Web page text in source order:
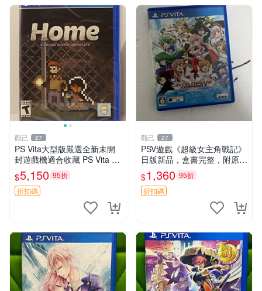
觀己 27
PS Vita大型版嚴選全新未開
封遊戲機適合收藏 PS Vita 新
型號 家用遊戲機 直營店優選
$5,150 95折
折扣碼
觀己 27
PSV遊戲《超級女主角戰記》
日版新品，盒書完整，附原裝
包裝，玩樂典藏款，成就全開
任你挑戰 超級女主角戰記 PS
V 游戲 日版 成就全開 DLC 全
$1,360 95折
折扣碼